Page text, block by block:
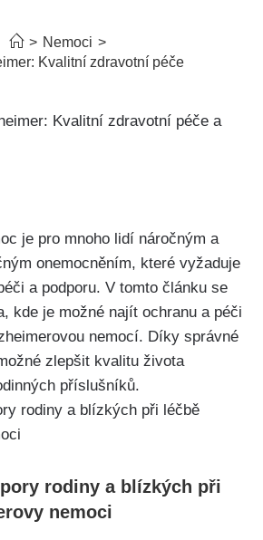
> Nemoci >
Kvalitní zdravotní péče a podpora
je pro mnoho lidí náročným a
onemocněním, které vyžaduje
a podporu. V tomto článku se
kde je možné najít ochranu a péči
nemocí. Díky správné
zlepšit kvalitu života
příslušníků.
rodiny a blízkých při
nemoci